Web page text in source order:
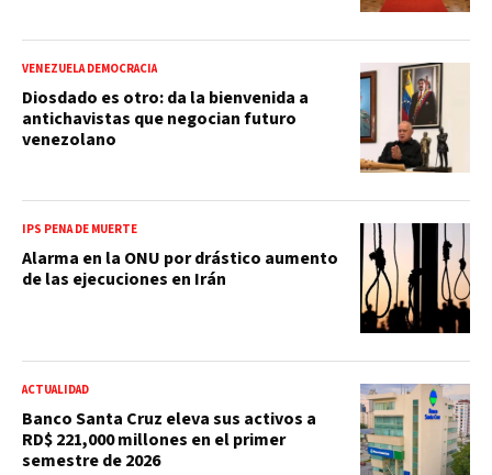
VENEZUELA DEMOCRACIA
Diosdado es otro: da la bienvenida a
antichavistas que negocian futuro
venezolano
IPS PENA DE MUERTE
Alarma en la ONU por drástico aumento
de las ejecuciones en Irán
ACTUALIDAD
Banco Santa Cruz eleva sus activos a
RD$ 221,000 millones en el primer
semestre de 2026